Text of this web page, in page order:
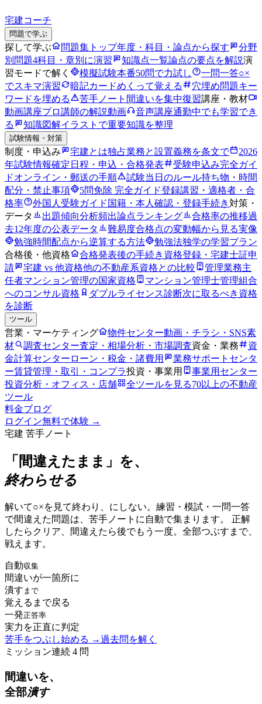
宅建コーチ
問題で学ぶ
探して学ぶ 問題集トップ年度・科目・論点から探す
分野
別問題4科目・章別に演習 知識点一覧論点の要点を解説演
習モードで解く
模擬試験本番50問で力試し 一問一答○×
でスキマ演習
暗記カードめくって覚える 穴埋め問題キー
ワードを埋める
苦手ノート 間違いを集中復習講座・教材
動画講座プロ講師の解説動画 音声講座通勤中でも学習でき
る
知識図解イラストで重要知識を整理
試験情報・対策
制度・申込み 宅建とは独占業務と設置義務を条文で
2026
年試験情報確定日程・申込・合格発表
受験申込み完全ガイ
ドオンライン・郵送の手順 試験当日のルール持ち物・時間
配分・禁止事項
5問免除 完全ガイド登録講習・適格者・合
格率
外国人受験ガイド 国籍・本人確認・登録手続き対策・
データ
出題傾向分析頻出論点ランキング 合格率の推移過
去12年度の公表データ
難易度合格点の変動幅から見る実像
勉強時間配点から逆算する方法 勉強法独学の学習プラン
合格後・他資格
合格発表後の手続き 資格登録・宅建士証申
請
宅建 vs 他資格他の不動産系資格との比較
管理業務主
任者マンション管理の国家資格 マンション管理士管理組合
へのコンサル資格
ダブルライセンス診断次に取るべき資格
を診断
ツール
営業・マーケティング 物件センター動画・チラシ・SNS素
材
調査センター査定・相場分析・市場調査資金・業務
資
金計算センター ローン・税金・諸費用
業務サポートセンタ
ー賃貸管理・取引・コンプラ投資・事業用
事業用センター
投資分析・オフィス・店舗
全ツールを見る70以上の不動産
ツール
料金ブログ
ログイン無料で体験 →
宅建 苦手ノート
「間違えたまま」を、
終わらせる
解いて○×を見て終わり、にしない。練習・模試・一問一答
で間違えた問題は、苦手ノートに自動で集まります。 正解
したらクリア、間違えたら後でもう一度。全部つぶすまで、
戦えます。
自動収集
間違いが一箇所に
潰す まで
覚えるまで戻る
一発正答率
実力を正直に判定
苦手をつぶし始める →過去問を解く
ミッション連続 4 問
間違いを、
全部潰す